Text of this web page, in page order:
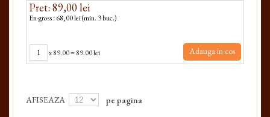
Pret: 89,00 lei
En-gross : 68,00 lei (min. 3 buc.)
x89.00= 89.00 lei Adauga in cos
AFISEAZA pe pagina